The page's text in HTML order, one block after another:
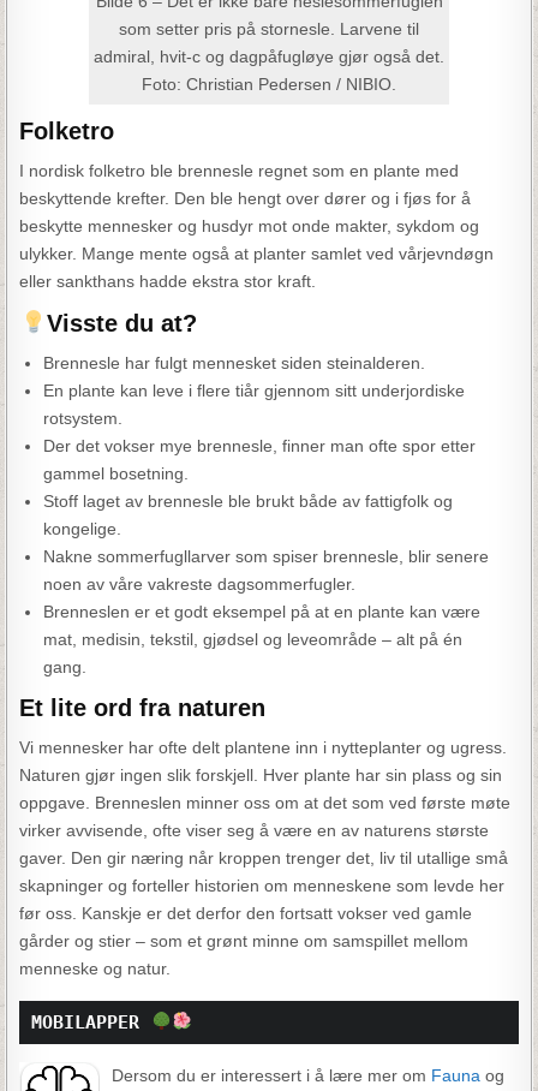
som setter pris på stornesle. Larvene til
admiral, hvit-c og dagpåfugløye gjør også det.
Foto: Christian Pedersen / NIBIO.
Folketro
I nordisk folketro ble brennesle regnet som en plante med
beskyttende krefter. Den ble hengt over dører og i fjøs for å
beskytte mennesker og husdyr mot onde makter, sykdom og
ulykker. Mange mente også at planter samlet ved vårjevndøgn
eller sankthans hadde ekstra stor kraft.
Visste du at?
Brennesle har fulgt mennesket siden steinalderen.
En plante kan leve i flere tiår gjennom sitt underjordiske
rotsystem.
Der det vokser mye brennesle, finner man ofte spor etter
gammel bosetning.
Stoff laget av brennesle ble brukt både av fattigfolk og
kongelige.
Nakne sommerfugllarver som spiser brennesle, blir senere
noen av våre vakreste dagsommerfugler.
Brenneslen er et godt eksempel på at en plante kan være
mat, medisin, tekstil, gjødsel og leveområde – alt på én
gang.
Et lite ord fra naturen
Vi mennesker har ofte delt plantene inn i nytteplanter og ugress.
Naturen gjør ingen slik forskjell. Hver plante har sin plass og sin
oppgave. Brenneslen minner oss om at det som ved første møte
virker avvisende, ofte viser seg å være en av naturens største
gaver. Den gir næring når kroppen trenger det, liv til utallige små
skapninger og forteller historien om menneskene som levde her
før oss. Kanskje er det derfor den fortsatt vokser ved gamle
gårder og stier – som et grønt minne om samspillet mellom
menneske og natur.
MOBILAPPER
Dersom du er interessert i å lære mer om Fauna og